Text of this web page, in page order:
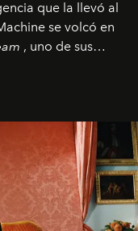
que la llevó al
se volcó en
, uno de sus